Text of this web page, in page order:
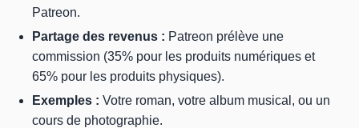
Patreon.
Partage des revenus : Patreon prélève une
commission (35% pour les produits numériques et
65% pour les produits physiques).
Exemples : Votre roman, votre album musical, ou un
cours de photographie.